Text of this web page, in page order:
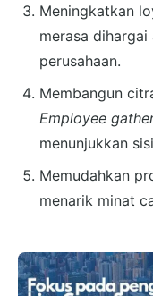
Meningkatkan
merasa
perusahaan.
Membangun
Employee
menunjukkan
Memudahkan
menarik minat